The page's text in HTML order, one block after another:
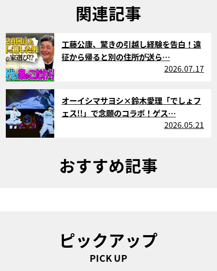
関連記事
サムネイル
工藤公康、驚きの引越し経験を告白！遠
征から帰ると別の住所が送ら…
2026.07.17
サムネイル
オーイシマサヨシ×鈴木愛理「でしょフ
ェス!!」で念願のコラボ！ゲス…
2026.05.21
おすすめ記事
ピックアップ
PICK UP